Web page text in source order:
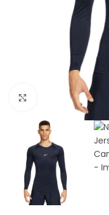
Amplía la Imagen